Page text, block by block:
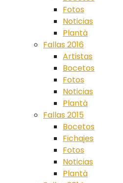
Fotos
Noticias
Plantà
Fallas 2016
Artistas
Bocetos
Fotos
Noticias
Plantà
Fallas 2015
Bocetos
Fichajes
Fotos
Noticias
Plantà